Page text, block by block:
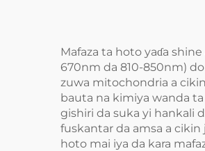
Mafaza ta hoto yaɗa
670nm da 810-850nm)
zuwa mitochondria a
bauta na kimiya wanda
gishiri da suka yi hankali
fuskantar da amsa a
hoto mai iya da kara